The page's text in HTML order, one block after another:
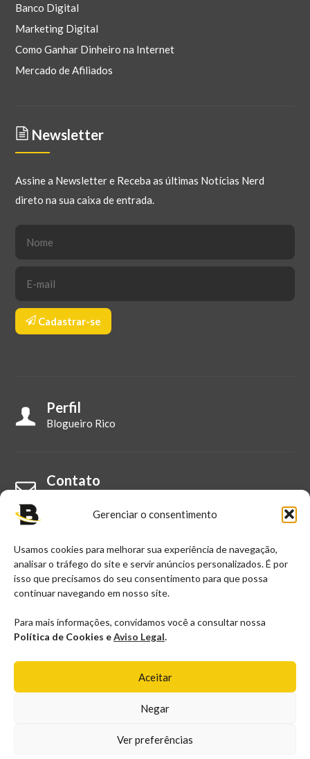
Gerenciar o consentimento
Usamos cookies para melhorar sua experiência de navegação,
analisar o tráfego do site e servir anúncios personalizados. É por
isso que precisamos do seu consentimento para que possa
continuar navegando em nosso site.
Para mais informações, convidamos você a consultar nossa
Política de Cookies eAviso Legal.
Aceitar
Negar
Ver preferências
Banco Digital
Marketing Digital
Como Ganhar Dinheiro na Internet
Mercado de Afiliados
Newsletter
Assine a Newsletter e Receba as últimas Notícias Nerd
direto na sua caixa de entrada.
Cadastrar-se
Perfil
Blogueiro Rico
Contato
E-mail
contato@blogueirorico.com.br
Copyright © 2025, Blogueiro Rico - Todos os Direitos